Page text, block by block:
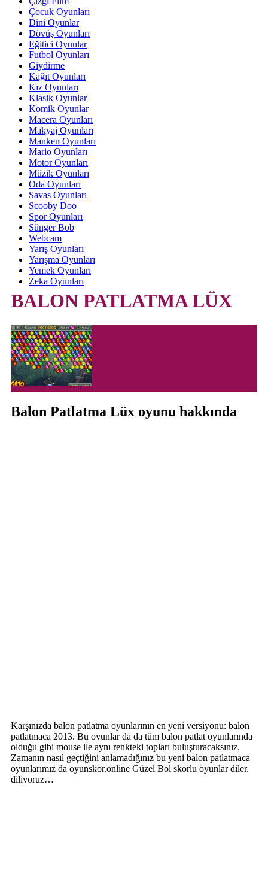
Çocuk Oyunları
Dini Oyunlar
Dövüş Oyunları
Eğitici Oyunlar
Futbol Oyunları
Giydirme
Kağıt Oyunları
Kız Oyunları
Klasik Oyunlar
Komik Oyunlar
Macera Oyunları
Makyaj Oyunları
Manken Oyunları
Mario Oyunları
Motor Oyunları
Müzik Oyunları
Oda Oyunları
Savas Oyunları
Scooby Doo
Spor Oyunları
Sünger Bob
Webcam
Yarış Oyunları
Yarışma Oyunları
Yemek Oyunları
Zeka Oyunları
BALON PATLATMA LÜX
Balon Patlatma Lüx oyunu hakkında
Karşınızda balon patlatma oyunlarının en yeni versiyonu: balon
patlatmaca 2013. Bu oyunlar da da tüm balon patlat oyunlarında
olduğu gibi mouse ile aynı renkteki topları buluşturacaksınız.
Zamanın nasıl geçtiğini anlamadığınız bu yeni balon patlatmaca
oyunlarımız da oyunskor.online Güzel Bol skorlu oyunlar diler.
diliyoruz…